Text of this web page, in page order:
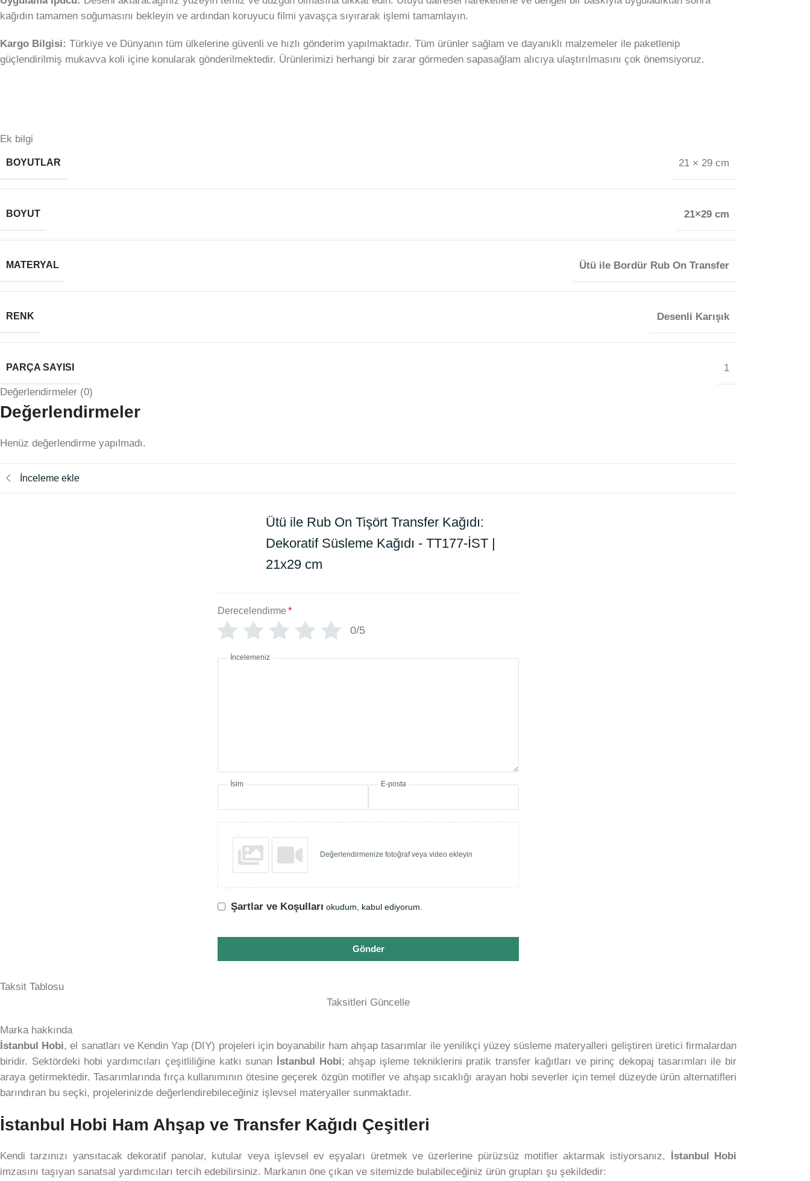
kağıdın tamamen soğumasını bekleyin ve ardından koruyucu filmi yavaşça sıyırarak işlemi tamamlayın.
Kargo Bilgisi: Türkiye ve Dünyanın tüm ülkelerine güvenli ve hızlı gönderim yapılmaktadır. Tüm ürünler sağlam ve dayanıklı malzemeler ile paketlenip
güçlendirilmiş mukavva koli içine konularak gönderilmektedir. Ürünlerimizi herhangi bir zarar görmeden sapasağlam alıcıya ulaştırılmasını çok önemsiyoruz.
Ek bilgi
BOYUTLAR 21 × 29 cm
BOYUT 21×29 cm
MATERYAL Ütü ile Bordür Rub On Transfer
RENK Desenli Karışık
PARÇA SAYISI 1
Değerlendirmeler (0)
Değerlendirmeler
Henüz değerlendirme yapılmadı.
İnceleme ekle
Ütü ile Rub On Tişört Transfer Kağıdı:
Dekoratif Süsleme Kağıdı - TT177-İST |
21x29 cm
Derecelendirme *
0/5
İncelemeniz
İsim E-posta
Değerlendirmenize fotoğraf veya video ekleyin
Şartlar ve Koşulları okudum, kabul ediyorum.
Gönder
Taksit Tablosu
Taksitleri Güncelle
Marka hakkında
İstanbul Hobi, el sanatları ve Kendin Yap (DIY) projeleri için boyanabilir ham ahşap tasarımlar ile yenilikçi yüzey süsleme materyalleri geliştiren üretici firmalardan
biridir. Sektördeki hobi yardımcıları çeşitliliğine katkı sunan İstanbul Hobi; ahşap işleme tekniklerini pratik transfer kağıtları ve pirinç dekopaj tasarımları ile bir
araya getirmektedir. Tasarımlarında fırça kullanımının ötesine geçerek özgün motifler ve ahşap sıcaklığı arayan hobi severler için temel düzeyde ürün alternatifleri
barındıran bu seçki, projelerinizde değerlendirebileceğiniz işlevsel materyaller sunmaktadır.
İstanbul Hobi Ham Ahşap ve Transfer Kağıdı Çeşitleri
Kendi tarzınızı yansıtacak dekoratif panolar, kutular veya işlevsel ev eşyaları üretmek ve üzerlerine pürüzsüz motifler aktarmak istiyorsanız, İstanbul Hobi
imzasını taşıyan sanatsal yardımcıları tercih edebilirsiniz. Markanın öne çıkan ve sitemizde bulabileceğiniz ürün grupları şu şekildedir: